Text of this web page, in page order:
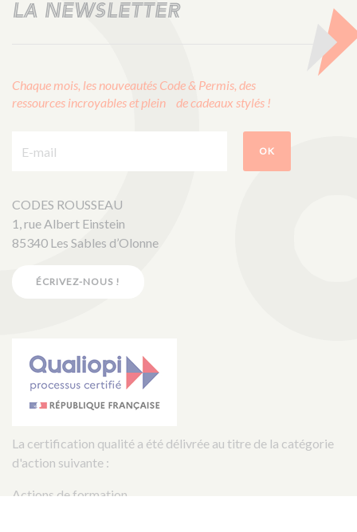
LA NEWSLETTER
Chaque mois, les nouveautés Code & Permis, des
ressources incroyables et plein de cadeaux stylés !
OK
CODES ROUSSEAU
1, rue Albert Einstein
85340 Les Sables d’Olonne
ÉCRIVEZ-NOUS !
La certification qualité a été délivrée au titre de la catégorie
d'action suivante :
Actions de formation